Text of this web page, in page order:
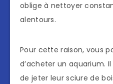
oblige à nettoyer
alentours.
Pour cette raison, vous
d’acheter un aquarium.
de jeter leur sciure de